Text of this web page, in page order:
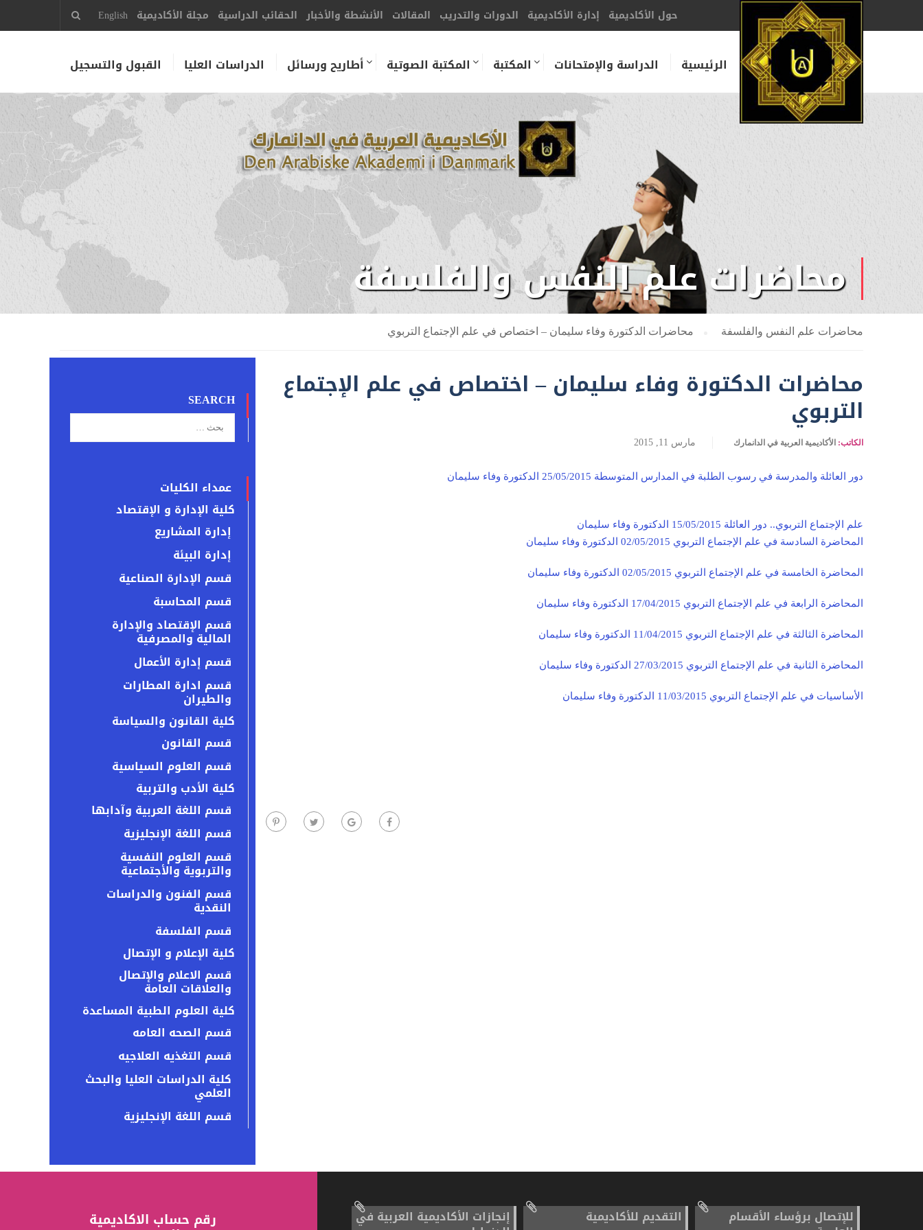
حول الأكاديمية إدارة الأكاديمية الدورات والتدريب المقالات الأنشطة والأخبار الحقائب الدراسية مجلة الأكاديمية English
الرئيسية الدراسة والإمتحانات المكتبة المكتبة الصوتية أطاريح ورسائل الدراسات العليا القبول والتسجيل
محاضرات علم النفس والفلسفة
محاضرات علم النفس والفلسفة محاضرات الدكتورة وفاء سليمان – اختصاص في علم الإجتماع التربوي
محاضرات الدكتورة وفاء سليمان – اختصاص في علم الإجتماع
التربوي
الكاتب: الأكاديمية العربية في الدانمارك مارس 11, 2015
دور العائلة والمدرسة في رسوب الطلبة في المدارس المتوسطة 25/05/2015 الدكتورة وفاء سليمان
علم الإجتماع التربوي.. دور العائلة 15/05/2015 الدكتورة وفاء سليمان
المحاضرة السادسة في علم الإجتماع التربوي 02/05/2015 الدكتورة وفاء سليمان
المحاضرة الخامسة في علم الإجتماع التربوي 02/05/2015 الدكتورة وفاء سليمان
المحاضرة الرابعة في علم الإجتماع التربوي 17/04/2015 الدكتورة وفاء سليمان
المحاضرة الثالثة في علم الإجتماع التربوي 11/04/2015 الدكتورة وفاء سليمان
المحاضرة الثانية في علم الإجتماع التربوي 27/03/2015 الدكتورة وفاء سليمان
الأساسيات في علم الإجتماع التربوي 11/03/2015 الدكتورة وفاء سليمان
SEARCH
عمداء الكليات
كلية الإدارة و الإقتصاد
إدارة المشاريع
إدارة البيئة
قسم الإدارة الصناعية
قسم المحاسبة
قسم الإقتصاد والإدارة
المالية والمصرفية
قسم إدارة الأعمال
قسم ادارة المطارات
والطيران
كلية القانون والسياسة
قسم القانون
قسم العلوم السياسية
كلية الأدب والتربية
قسم اللغة العربية وآدابها
قسم اللغة الإنجليزية
قسم العلوم النفسية
والتربوية والأجتماعية
قسم الفنون والدراسات
النقدية
قسم الفلسفة
كلية الإعلام و الإتصال
قسم الاعلام والإتصال
والعلاقات العامة
كلية العلوم الطبية المساعدة
قسم الصحه العامه
قسم التغذيه العلاجيه
كلية الدراسات العليا والبحث
العلمي
قسم اللغة الإنجليزية
رقم حساب الاكاديمية للإتصال برؤساء الأقسام التقديم للأكاديمية إنجازات الأكاديمية العربية في